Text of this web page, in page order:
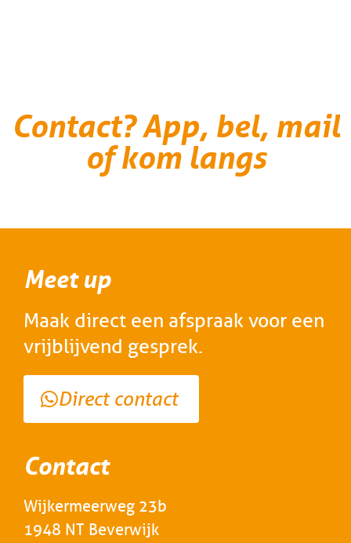
Contact? App, bel, mail
of kom langs
Meet up
Maak direct een afspraak voor een
vrijblijvend gesprek.
Direct contact
Contact
Wijkermeerweg 23b
1948 NT Beverwijk